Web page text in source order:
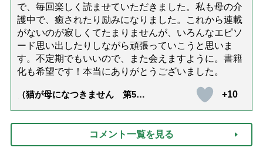
で、毎回楽しく読ませていただきました。私も母の介
護中で、癒されたり励みになりました。これから連載
がないのが寂しくてたまりませんが、いろんなエピソ
ード思い出したりしながら頑張っていこうと思いま
す。不定期でもいいので、また会えますように。書籍
化も希望です！本当にありがとうございました。
（猫が母になつきません 第500
+10
コメント一覧を見る